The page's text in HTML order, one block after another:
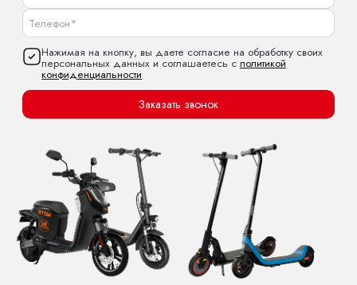
Нажимая на кнопку, вы даете согласие на обработку своих
персональных данных и соглашаетесь с политикой
конфиденциальности
Заказать звонок